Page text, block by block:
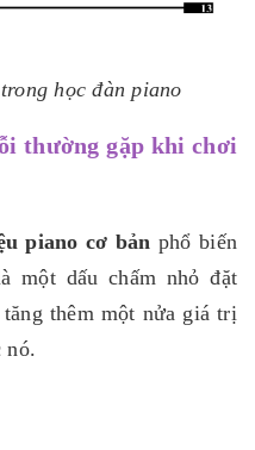
học đàn piano
thường gặp khi chơi
piano cơ bản phổ biến
một dấu chấm nhỏ đặt
thêm một nửa giá trị
nó.